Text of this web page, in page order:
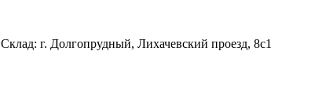
Склад: г. Долгопрудный, Лихачевский проезд, 8c1